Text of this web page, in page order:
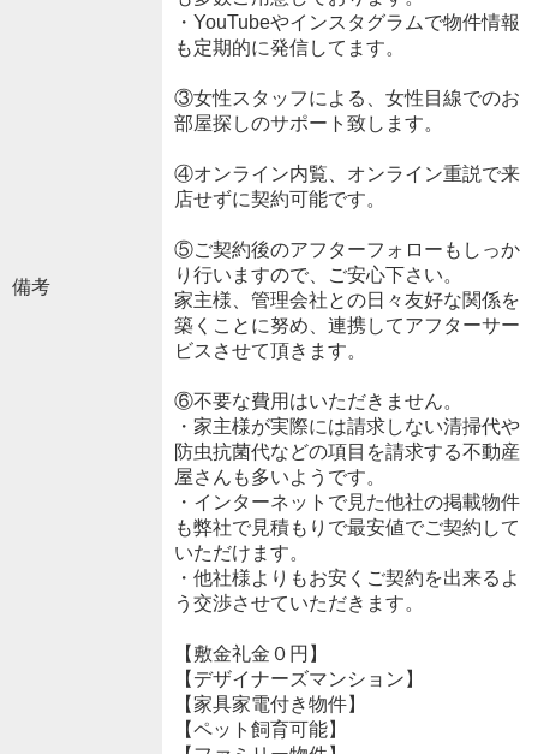
備考
・YouTubeやインスタグラムで物件情報
も定期的に発信してます。
③女性スタッフによる、女性目線でのお
部屋探しのサポート致します。
④オンライン内覧、オンライン重説で来
店せずに契約可能です。
⑤ご契約後のアフターフォローもしっか
り行いますので、ご安心下さい。
家主様、管理会社との日々友好な関係を
築くことに努め、連携してアフターサー
ビスさせて頂きます。
⑥不要な費用はいただきません。
・家主様が実際には請求しない清掃代や
防虫抗菌代などの項目を請求する不動産
屋さんも多いようです。
・インターネットで見た他社の掲載物件
も弊社で見積もりで最安値でご契約して
いただけます。
・他社様よりもお安くご契約を出来るよ
う交渉させていただきます。
【敷金礼金０円】
【デザイナーズマンション】
【家具家電付き物件】
【ペット飼育可能】